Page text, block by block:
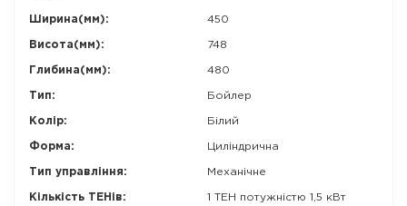
Ширина(мм): 450
Висота(мм): 748
Глибина(мм): 480
Тип: Бойлер
Колір: Білий
Форма: Циліндрична
Тип управління: Механічне
Кількість ТЕНів: 1 ТЕН потужністю 1,5 кВт